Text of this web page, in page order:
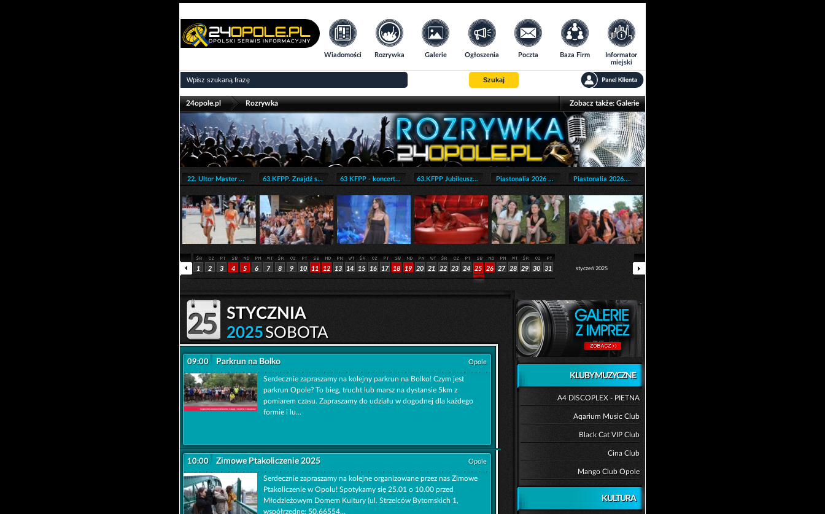
Wiadomości Rozrywka Galerie Ogłoszenia Poczta Baza Firm
Informator
miejski
Szukaj
24opole.pl
>
Rozrywka Zobacz także:Galerie
22. Ultor Master ... 63.KFPP. Znajdź s... 63 KFPP - koncert... 63.KFPP Jubileusz... Piastonalia 2026 ... Piastonalia 2026....
1 2 3 4 5 6 7 8 9 10 11 12 13 14 15 16 17 18 19 20 21 22 23 24 25 26 27 28 29 30 31 styczeń 2025
25 stycznia
2025SOBOTA
09:00 Parkrun na Bolko Opole
Serdecznie zapraszamy na kolejny parkrun na Bolko! Czym jest
parkrun Opole? To bieg, trucht lub marsz na dystansie 5km z
pomiarem czasu. Zapraszamy do udziału w dogodnej dla każdego
formie i lu...
10:00 Zimowe Ptakoliczenie 2025 Opole
Serdecznie zapraszamy na kolejne organizowane przez nas Zimowe
Ptakoliczenie w Opolu! Spotykamy się 25.01 o 10.00 przed
Młodzieżowym Domem Kultury (ul. Strzelców Bytomskich 1,
współrzędne: 50.66554...
KLUBY MUZYCZNE
A4 DISCOPLEX - PIETNA
Aqarium Music Club
Black Cat VIP Club
Cina Club
Mango Club Opole
KULTURA